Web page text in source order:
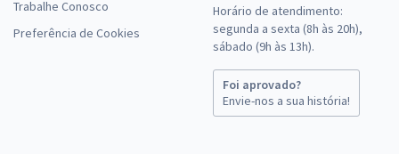
Trabalhe Conosco
Preferência de Cookies
Horário de atendimento:
segunda a sexta (8h às 20h),
sábado (9h às 13h).
Foi aprovado?
Envie-nos a sua história!